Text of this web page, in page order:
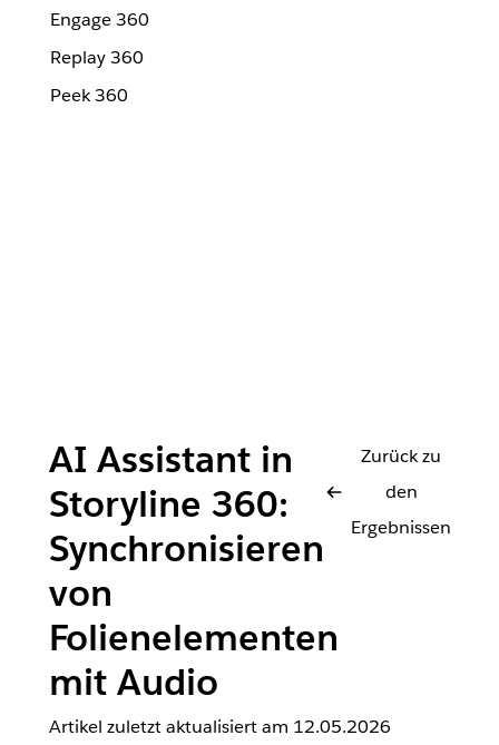
Engage 360
Replay 360
Peek 360
AI Assistant in
Storyline 360:
Synchronisieren
von
Folienelementen
mit Audio
Zurück zu
den
Ergebnissen
Artikel zuletzt aktualisiert am 12.05.2026